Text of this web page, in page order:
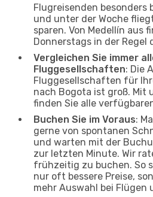
Flugreisenden besonders
und unter der Woche
sparen. Von Medellín aus
Donnerstags in der Regel
Vergleichen Sie immer
Fluggesellschaften: Die
Fluggesellschaften für
nach Bogota ist groß. Mit
finden Sie alle
Buchen Sie im Voraus:
gerne von spontanen
und warten mit der
zur letzten Minute. Wir
frühzeitig zu buchen. So
nur oft bessere Preise,
mehr Auswahl bei Flügen